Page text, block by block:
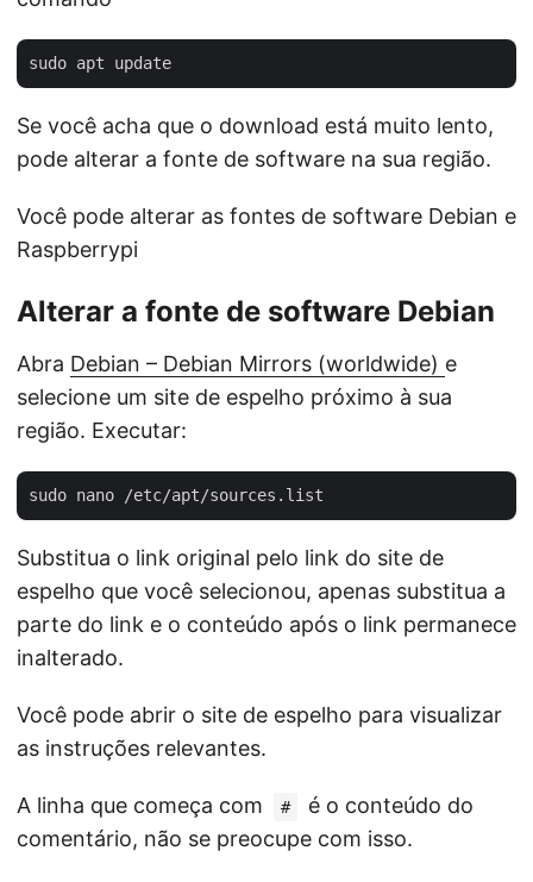
Se você acha que o download está muito lento,
pode alterar a fonte de software na sua região.
Você pode alterar as fontes de software Debian e
Raspberrypi
Alterar a fonte de software Debian
Abra Debian – Debian Mirrors (worldwide) e
selecione um site de espelho próximo à sua
região. Executar:
Substitua o link original pelo link do site de
espelho que você selecionou, apenas substitua a
parte do link e o conteúdo após o link permanece
inalterado.
Você pode abrir o site de espelho para visualizar
as instruções relevantes.
A linha que começa com #
é o conteúdo do
comentário, não se preocupe com isso.